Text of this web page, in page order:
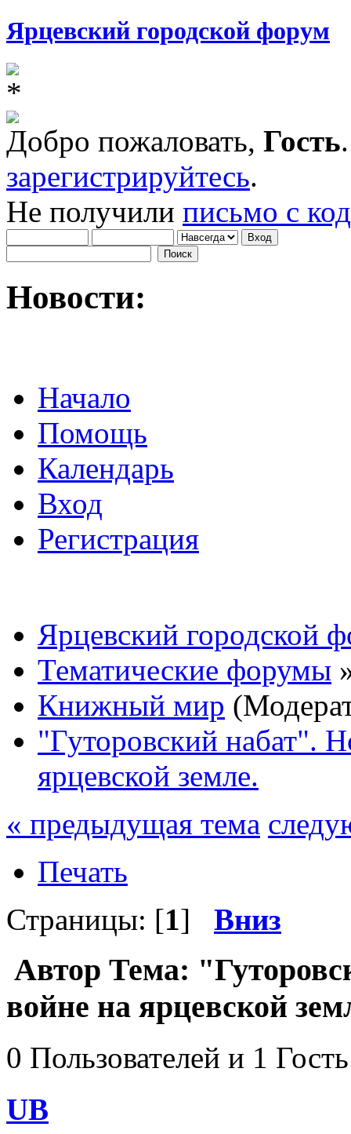
Ярцевский городской форум
Добро пожаловать, Гость
зарегистрируйтесь.
Не получили письмо с
Новости:
Начало
Помощь
Календарь
Вход
Регистрация
Ярцевский городской
Тематические форумы
Книжный мир
"Гуторовский набат".
ярцевской земле.
« предыдущая тема
Печать
Страницы: [1] Вниз
Автор Тема:
войне на ярцевской
0 Пользователей и 1
UB